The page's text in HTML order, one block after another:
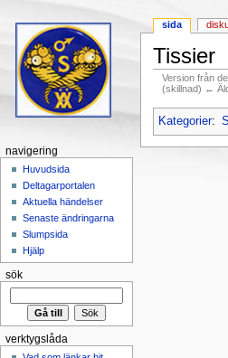
Tissier
Version från
(skillnad) ←
Kategorier:
sida
navigering
Huvudsida
Deltagarportalen
Aktuella händelser
Senaste ändringarna
Slumpsida
Hjälp
sök
verktygslåda